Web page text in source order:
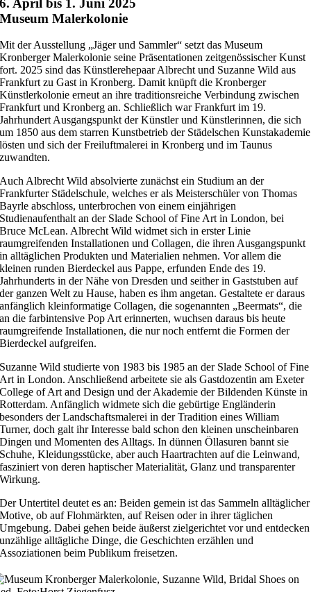
Museum Malerkolonie
Mit der Ausstellung „Jäger und Sammler“ setzt das Museum
Kronberger Malerkolonie seine Präsentationen zeitgenössischer Kunst
fort. 2025 sind das Künstlerehepaar Albrecht und Suzanne Wild aus
Frankfurt zu Gast in Kronberg. Damit knüpft die Kronberger
Künstlerkolonie erneut an ihre traditionsreiche Verbindung zwischen
Frankfurt und Kronberg an. Schließlich war Frankfurt im 19.
Jahrhundert Ausgangspunkt der Künstler und Künstlerinnen, die sich
um 1850 aus dem starren Kunstbetrieb der Städelschen Kunstakademie
lösten und sich der Freiluftmalerei in Kronberg und im Taunus
zuwandten.
Auch Albrecht Wild absolvierte zunächst ein Studium an der
Frankfurter Städelschule, welches er als Meisterschüler von Thomas
Bayrle abschloss, unterbrochen von einem einjährigen
Studienaufenthalt an der Slade School of Fine Art in London, bei
Bruce McLean. Albrecht Wild widmet sich in erster Linie
raumgreifenden Installationen und Collagen, die ihren Ausgangspunkt
in alltäglichen Produkten und Materialien nehmen. Vor allem die
kleinen runden Bierdeckel aus Pappe, erfunden Ende des 19.
Jahrhunderts in der Nähe von Dresden und seither in Gaststuben auf
der ganzen Welt zu Hause, haben es ihm angetan. Gestaltete er daraus
anfänglich kleinformatige Collagen, die sogenannten „Beermats“, die
an die farbintensive Pop Art erinnerten, wuchsen daraus bis heute
raumgreifende Installationen, die nur noch entfernt die Formen der
Bierdeckel aufgreifen.
Suzanne Wild studierte von 1983 bis 1985 an der Slade School of Fine
Art in London. Anschließend arbeitete sie als Gastdozentin am Exeter
College of Art and Design und der Akademie der Bildenden Künste in
Rotterdam. Anfänglich widmete sich die gebürtige Engländerin
besonders der Landschaftsmalerei in der Tradition eines William
Turner, doch galt ihr Interesse bald schon den kleinen unscheinbaren
Dingen und Momenten des Alltags. In dünnen Öllasuren bannt sie
Schuhe, Kleidungsstücke, aber auch Haartrachten auf die Leinwand,
fasziniert von deren haptischer Materialität, Glanz und transparenter
Wirkung.
Der Untertitel deutet es an: Beiden gemein ist das Sammeln alltäglicher
Motive, ob auf Flohmärkten, auf Reisen oder in ihrer täglichen
Umgebung. Dabei gehen beide äußerst zielgerichtet vor und entdecken
unzählige alltägliche Dinge, die Geschichten erzählen und
Assoziationen beim Publikum freisetzen.